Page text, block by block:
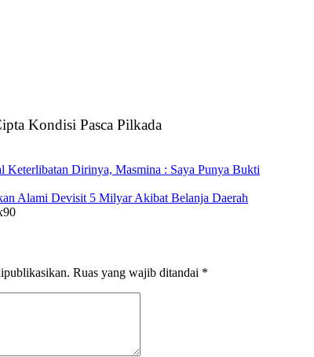
Kondisi Pasca Pilkada
Keterlibatan Dirinya, Masmina : Saya Punya Bukti
Alami Devisit 5 Milyar Akibat Belanja Daerah
Ruas yang wajib ditandai *